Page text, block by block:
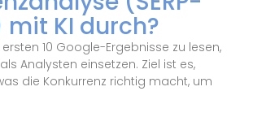
KI durch?
10 Google-Ergebnisse zu lesen,
Analysten einsetzen. Ziel ist es,
die Konkurrenz richtig macht, um